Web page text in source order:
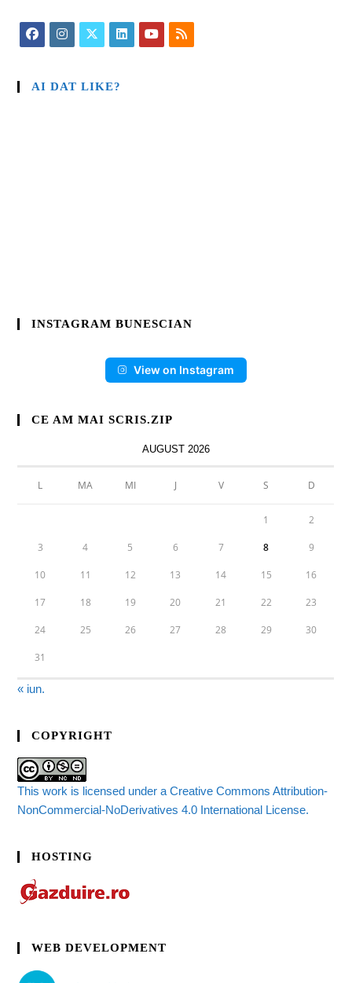
AI DAT LIKE?
INSTAGRAM BUNESCIAN
View on Instagram
CE AM MAI SCRIS.ZIP
AUGUST 2026
L MA MI J V S D
1 2
3 4 5 6 7 8 9
10 11 12 13 14 15 16
17 18 19 20 21 22 23
24 25 26 27 28 29 30
31
« iun.
COPYRIGHT
This work is licensed under a Creative Commons Attribution-
NonCommercial-NoDerivatives 4.0 International License.
HOSTING
WEB DEVELOPMENT